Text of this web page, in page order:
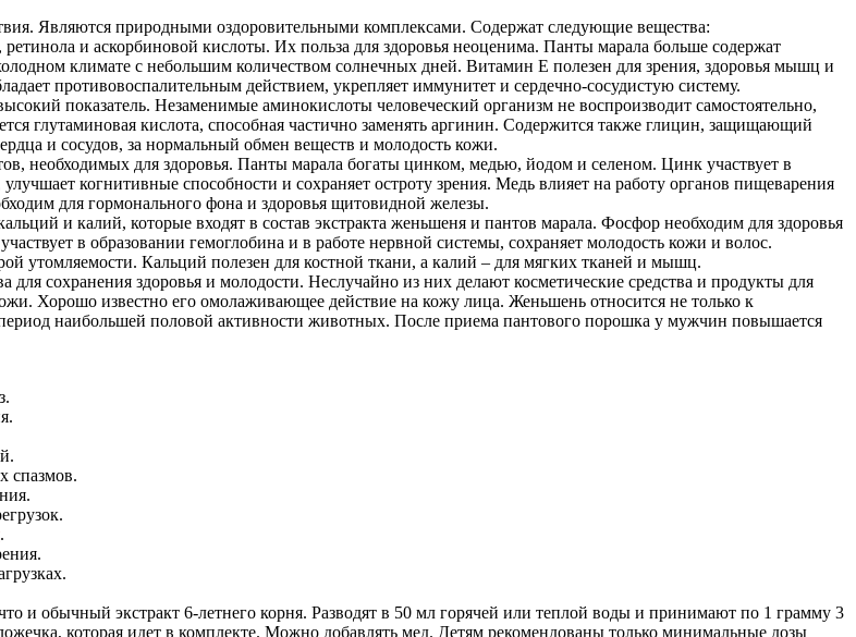
Являются природными оздоровительными комплексами. Содержат следующие вещества:
и аскорбиновой кислоты. Их польза для здоровья неоценима. Панты марала больше содержат
климате с небольшим количеством солнечных дней. Витамин Е полезен для зрения, здоровья мышц и
противовоспалительным действием, укрепляет иммунитет и сердечно-сосудистую систему.
показатель. Незаменимые аминокислоты человеческий организм не воспроизводит самостоятельно,
глутаминовая кислота, способная частично заменять аргинин. Содержится также глицин, защищающий
и сосудов, за нормальный обмен веществ и молодость кожи.
необходимых для здоровья. Панты марала богаты цинком, медью, йодом и селеном. Цинк участвует в
когнитивные способности и сохраняет остроту зрения. Медь влияет на работу органов пищеварения
для гормонального фона и здоровья щитовидной железы.
и калий, которые входят в состав экстракта женьшеня и пантов марала. Фосфор необходим для здоровья
в образовании гемоглобина и в работе нервной системы, сохраняет молодость кожи и волос.
утомляемости. Кальций полезен для костной ткани, а калий – для мягких тканей и мышц.
для сохранения здоровья и молодости. Неслучайно из них делают косметические средства и продукты для
Хорошо известно его омолаживающее действие на кожу лица. Женьшень относится не только к
наибольшей половой активности животных. После приема пантового порошка у мужчин повышается
спазмов.
.
и обычный экстракт 6-летнего корня. Разводят в 50 мл горячей или теплой воды и принимают по 1 грамму 3
которая идет в комплекте. Можно добавлять мед. Детям рекомендованы только минимальные дозы